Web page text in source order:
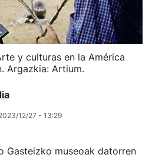
y culturas en la América
Argazkia: Artium.
12/27 - 13:29
Gasteizko museoak datorren